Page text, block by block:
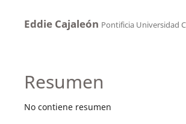
Eddie Cajaleón Pontificia Universidad
Resumen
No contiene resumen